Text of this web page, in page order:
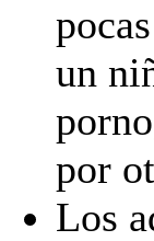
un
por
Los